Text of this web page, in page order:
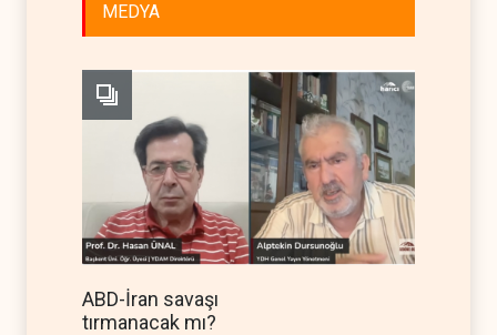
MEDYA
ABD-İran savaşı
tırmanacak mı?